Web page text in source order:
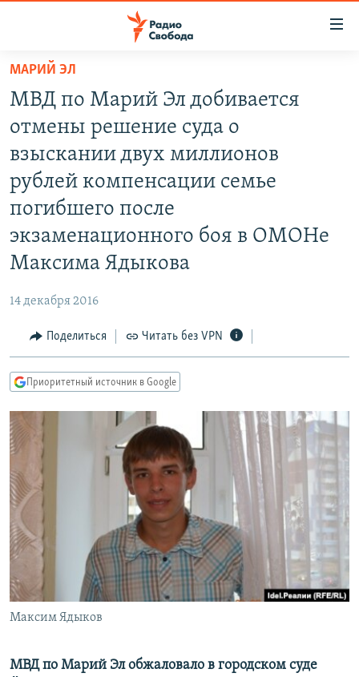
упрощенного
доступа
основному
содержанию
Вернутся
главной
навигации
ПОДКАСТЫ
АВТОРСКИЕ ПРОЕКТЫ
ЦИТАТЫ СВОБОДЫ
МНЕНИЯ
КУЛЬТУРА
IDEL.РЕАЛИИ
СИБИРЬ.РЕАЛИИ
РАСПИСАНИЕ ВЕЩАНИЯ
СОЦИАЛЬНЫЕ СЕТИ
Все сайты РСЕ/РС
МАРИЙ ЭЛ
МВД по Марий Эл добивается
отмены решение суда о
взыскании двух миллионов
рублей компенсации семье
погибшего после
экзаменационного боя в ОМОНе
Максима Ядыкова
14 декабря 2016
Поделиться Читать без VPN
Приоритетный источник в Google
Максим Ядыков
МВД по Марий Эл обжаловало в городском суде